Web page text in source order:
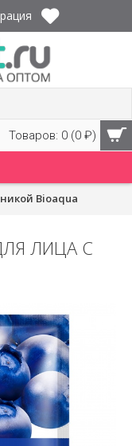
Товаров: 0 (0 ₽)
Bioaqua
ЛИЦА С